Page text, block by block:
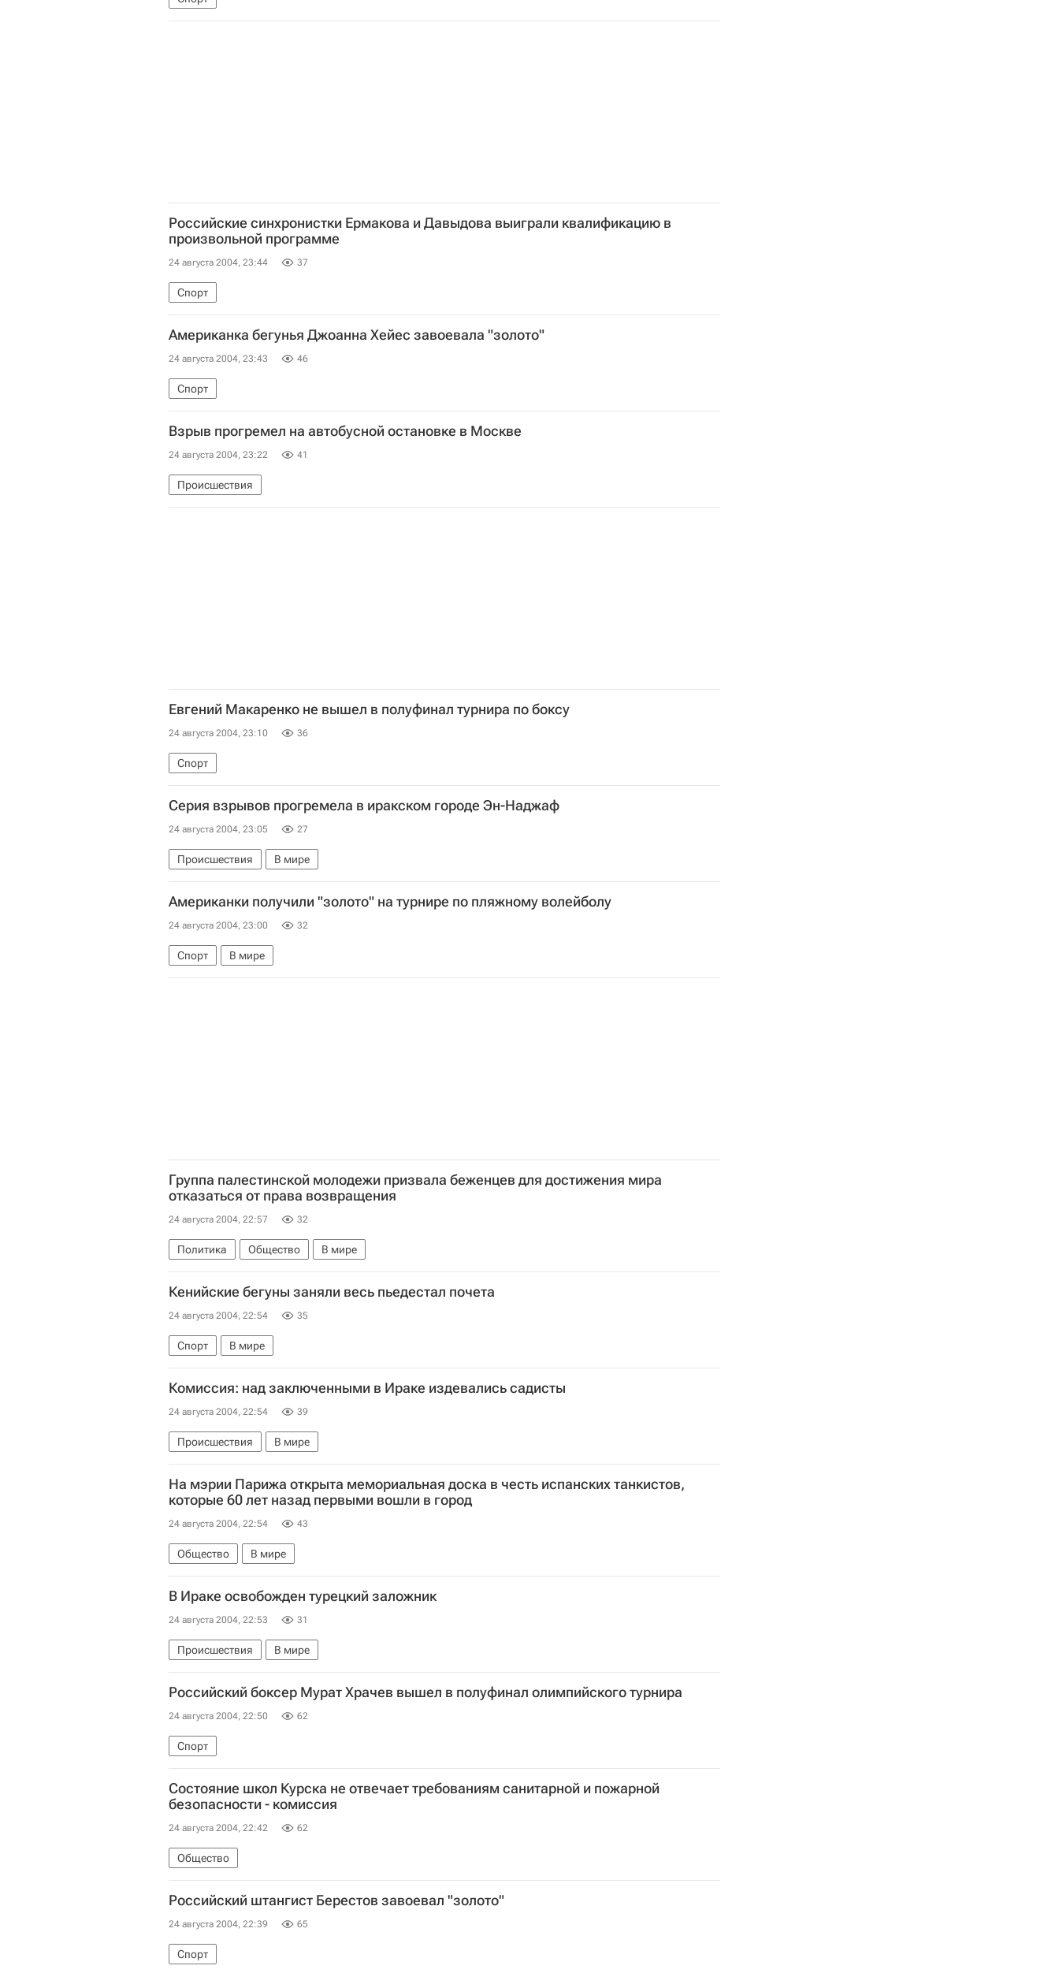
Российские синхронистки Ермакова и Давыдова выиграли квалификацию в
произвольной программе
24 августа 2004, 23:44 37
Спорт
Американка бегунья Джоанна Хейес завоевала "золото"
24 августа 2004, 23:43 46
Спорт
Взрыв прогремел на автобусной остановке в Москве
24 августа 2004, 23:22 41
Происшествия
Евгений Макаренко не вышел в полуфинал турнира по боксу
24 августа 2004, 23:10 36
Спорт
Серия взрывов прогремела в иракском городе Эн-Наджаф
24 августа 2004, 23:05 27
Происшествия В мире
Американки получили "золото" на турнире по пляжному волейболу
24 августа 2004, 23:00 32
Спорт В мире
Группа палестинской молодежи призвала беженцев для достижения мира
отказаться от права возвращения
24 августа 2004, 22:57 32
Политика Общество В мире
Кенийские бегуны заняли весь пьедестал почета
24 августа 2004, 22:54 35
Спорт В мире
Комиссия: над заключенными в Ираке издевались садисты
24 августа 2004, 22:54 39
Происшествия В мире
На мэрии Парижа открыта мемориальная доска в честь испанских танкистов,
которые 60 лет назад первыми вошли в город
24 августа 2004, 22:54 43
Общество В мире
В Ираке освобожден турецкий заложник
24 августа 2004, 22:53 31
Происшествия В мире
Российский боксер Мурат Храчев вышел в полуфинал олимпийского турнира
24 августа 2004, 22:50 62
Спорт
Состояние школ Курска не отвечает требованиям санитарной и пожарной
безопасности - комиссия
24 августа 2004, 22:42 62
Общество
Российский штангист Берестов завоевал "золото"
24 августа 2004, 22:39 65
Спорт